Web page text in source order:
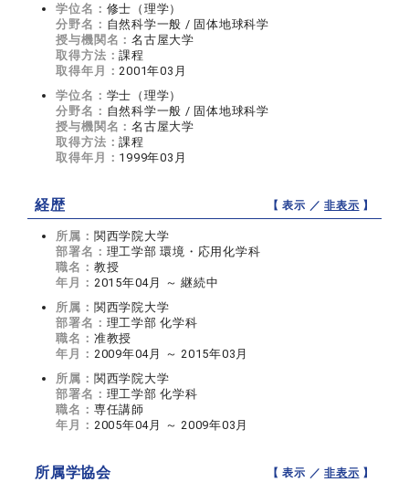
学位名： 修士（理学）
分野名： 自然科学一般 / 固体地球科学
授与機関名：名古屋大学
取得方法：課程
取得年月：2001年03月
学位名： 学士（理学）
分野名： 自然科学一般 / 固体地球科学
授与機関名：名古屋大学
取得方法：課程
取得年月： 1999年03月
経歴 【 表示 ／非表示 】
所属： 関西学院大学
部署名： 理工学部 環境・応用化学科
職名： 教授
年月： 2015年04月 ～ 継続中
所属： 関西学院大学
部署名： 理工学部 化学科
職名： 准教授
年月： 2009年04月 ～ 2015年03月
所属： 関西学院大学
部署名： 理工学部 化学科
職名： 専任講師
年月： 2005年04月 ～ 2009年03月
所属学協会 【 表示 ／非表示 】